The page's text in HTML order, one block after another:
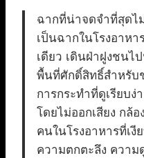
ฉากที่น่าจดจำที่สุดไ
เป็นฉากในโรงอาห
เดียว เดินฝ่าฝูงชนไ
พื้นที่ศักดิ์สิทธิ์สำหรับ
การกระทำที่ดูเรียบง่
โดยไม่ออกเสียง กล้
คนในโรงอาหารที่เ
ความตกตะลึง ควา